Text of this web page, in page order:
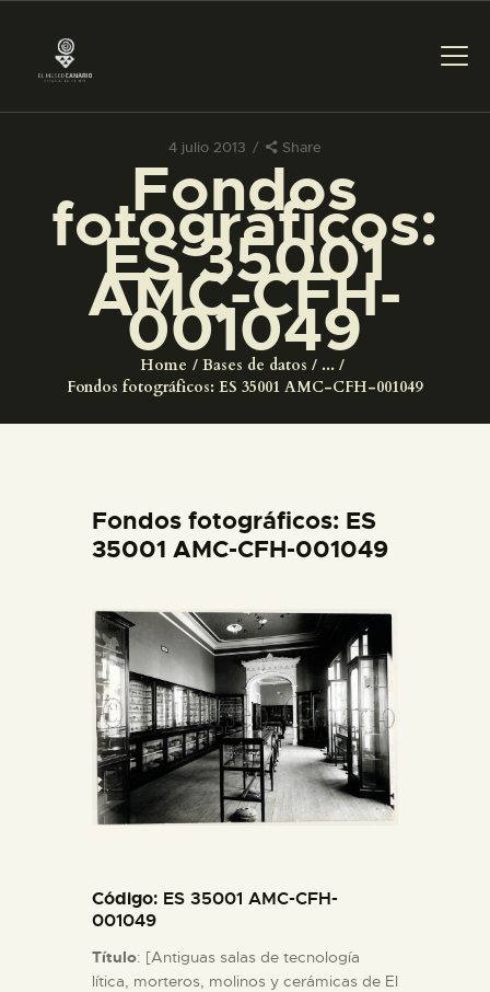
4 julio 2013 Share
Fondos
fotográficos:
ES 35001
AMC-CFH-
001049
Home Bases de datos
...
Fondos fotográficos: ES 35001 AMC-CFH-001049
PREPARAR LA VISITA
ACTIVIDADES
█
EL MUSEO
DIDÁCTICA
PREPARAR LA VISITA
ACTIVIDADES
█
COLECCIONES
DIDÁCTICA
Fondos fotográficos: ES
35001 AMC-CFH-001049
Código: ES 35001 AMC-CFH-
001049
Título: [Antiguas salas de tecnología
lítica, morteros, molinos y cerámicas de El